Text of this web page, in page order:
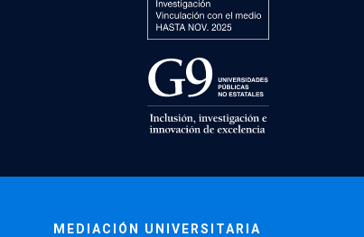
MEDIACIÓN UNIVERSITARIA